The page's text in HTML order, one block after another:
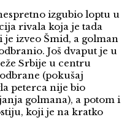
izgubio loptu u
rivala koja je tada
je izveo Šmid, a golman
Još dvaput je u
Srbije u centru
(pokušaj
peterca nije bio
golmana), a potom i
koji je na kratko